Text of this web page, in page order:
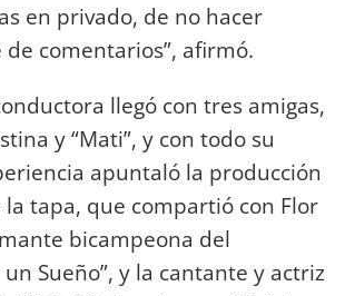
en privado, de no hacer
comentarios”, afirmó.
llegó con tres amigas,
y “Mati”, y con todo su
apuntaló la producción
tapa, que compartió con Flor
bicampeona del
Sueño”, y la cantante y actriz